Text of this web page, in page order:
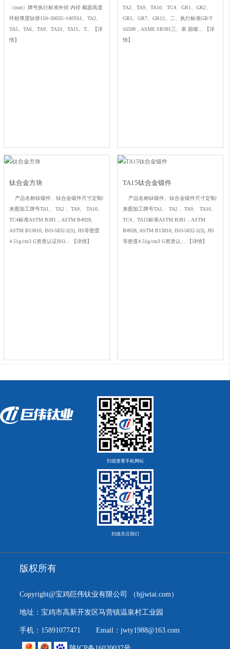
（mm）牌号执行标准外径 内径 截面高度
环材厚度钛饼150~30035~140TA1、TA2、
TA5、TA6、TA9、TA10、TA15、T...
【详
情】
TA2、TA9、TA10、TC4、GR1、GR2、
GR5、GR7、GR12。二、执行标准GB/T
16598，ASME SB381三、表 面锻...
【详
情】
钛合金方块
产品名称钛锻件、钛合金锻件尺寸定制/
来图加工牌号TA1、 TA2 、TA9、 TA10、
TC4标准ASTM B381，ASTM B4928,
ASTM B13810, ISO-5832-2(3), JIS等密度
4.51g/cm3 G资质认证ISO...
【详情】
TA15钛合金锻件
产品名称钛锻件、钛合金锻件尺寸定制/
来图加工牌号TA1、 TA2 、TA9、 TA10、
TC4、TA15标准ASTM B381，ASTM
B4928, ASTM B13810, ISO-5832-2(3), JIS
等密度4.51g/cm3 G资质认...
【详情】
扫描查看手机网站
扫描关注我们
版权所有
Copyright@宝鸡巨伟钛业有限公司 （bjjwtai.com）
地址：宝鸡市高新开发区马营镇温泉村工业园
手机：15891077471 Email：jwty1988@163.com